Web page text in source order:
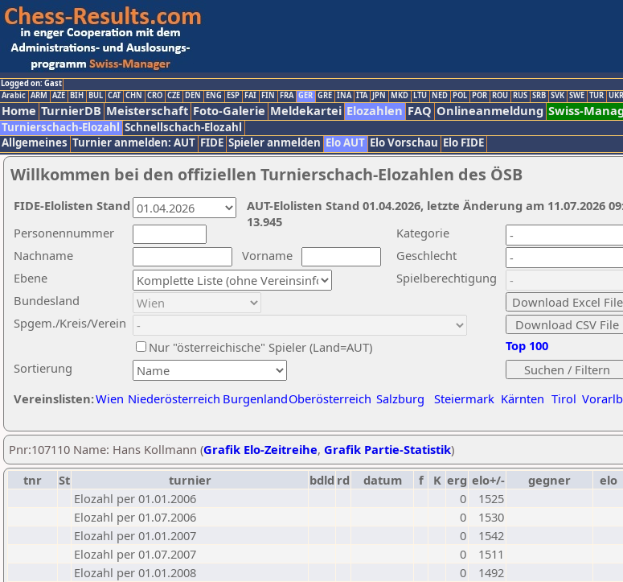
Logged on: Gast
Arabic ARM AZE BIH BUL CAT CHN CRO CZE DEN ENG ESP FAI FIN FRA GER GRE INA ITA JPN MKD LTU NED POL POR ROU RUS SRB SVK SWE TUR UKR
Home TurnierDB Meisterschaft Foto-Galerie Meldekartei Elozahlen FAQ Onlineanmeldung Swiss-
Turnierschach-Elozahl Schnellschach-Elozahl
Allgemeines Turnier anmelden: AUT FIDE Spieler anmelden Elo AUT Elo Vorschau Elo FIDE
Willkommen bei den offiziellen Turnierschach-Elozahlen des ÖSB
Nachname
Vorname
Ebene
Kategorie
Sortierung
Personennummer
Bundesland
Spgem./Kreis/Verein
Geschlecht
Nur "österreichische" Spieler (Land=AUT)
Spielberechtigung
Vereinslisten:Wien Niederösterreich BurgenlandOberösterreich Salzburg Steiermark Kärnten Tirol
Top 100
AUT-Elolisten Stand 01.04.2026, letzte Änderung am 11.07.2026
13.945
FIDE-Elolisten Stand
Pnr:107110 Name: Hans Kollmann (Grafik Elo-Zeitreihe, Grafik Partie-Statistik)
tnr
St turnier bdld rd datum f K erg elo+/- gegner elo
Elozahl per 01.01.2006
0
1525
Elozahl per 01.07.2006
0
1530
Elozahl per 01.01.2007
0
1542
Elozahl per 01.07.2007
0
1511
Elozahl per 01.01.2008
0
1492